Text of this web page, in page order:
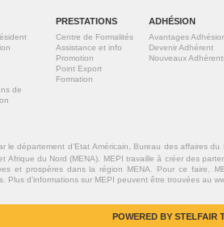
de
PRESTATIONS
Centre de Formalités
Assistance et info
Promotion
Point Export
Formation
ADHÉSION
Avantages
Devenir Adhérent
Nouveaux
le département d’Etat Américain, Bureau des affaires
Afrique du Nord (MENA). MEPI travaille à créer des
et prospères dans la région MENA. Pour ce faire,
Plus d’informations sur MEPI peuvent être trouvées au
POWERED BY STELFAIR